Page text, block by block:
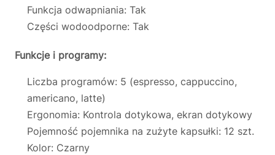
Funkcja odwapniania: Tak
Części wodoodporne: Tak
Funkcje i programy:
Liczba programów: 5 (espresso, cappuccino,
americano, latte)
Ergonomia: Kontrola dotykowa, ekran dotykowy
Pojemność pojemnika na zużyte kapsułki: 12 szt.
Kolor: Czarny